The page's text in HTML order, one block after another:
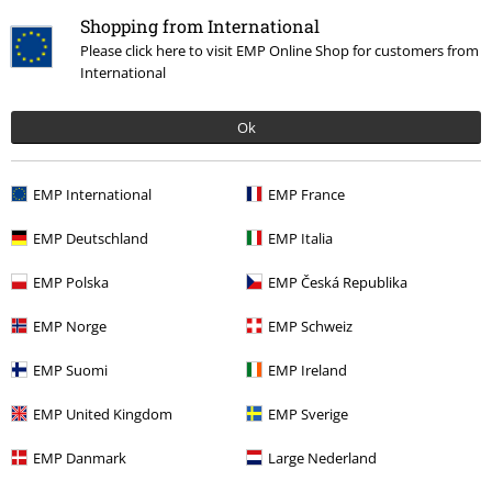
Shopping from International
Please click here to visit EMP Online Shop for customers from
International
Ok
EMP International EMP France
EMP Deutschland EMP Italia
EMP Polska EMP Česká Republika
EMP Norge EMP Schweiz
EMP Suomi EMP Ireland
EMP United Kingdom EMP Sverige
EMP Danmark Large Nederland
382:-